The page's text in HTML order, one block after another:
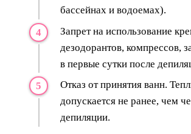
бассейнах и водоемах).
Запрет на использование
дезодорантов, компрессов,
в первые сутки после
Отказ от принятия ванн.
допускается не ранее, чем
депиляции.